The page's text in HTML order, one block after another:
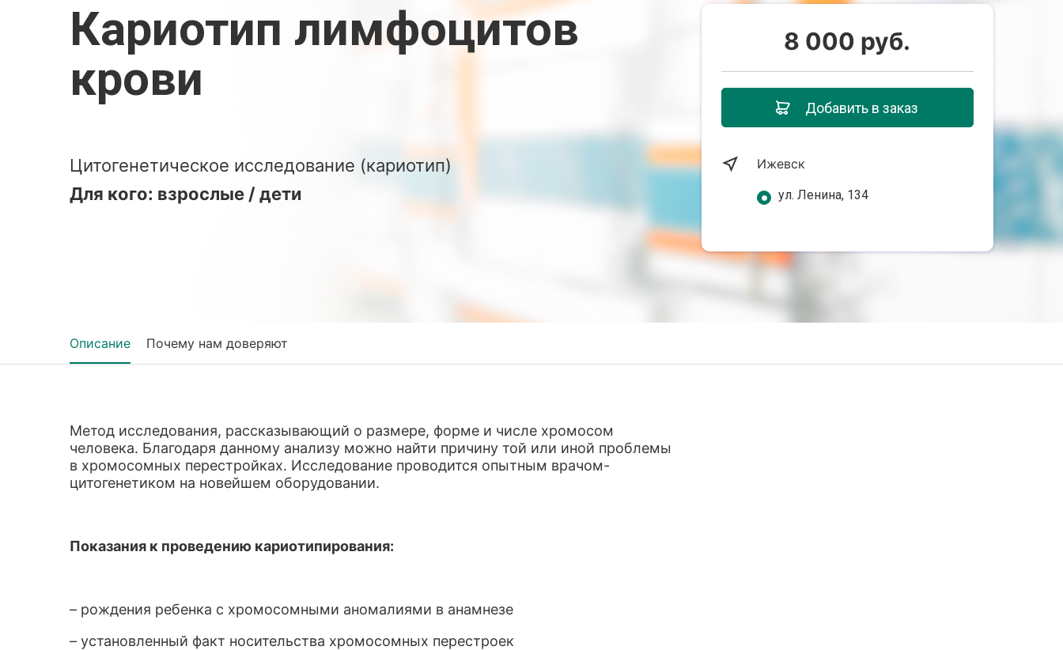
Кариотип лимфоцитов
крови
Цитогенетическое исследование (кариотип)
Для кого: взрослые / дети
8 000 руб.
Добавить в заказ
Ижевск
ул. Ленина, 134
Описание Почему нам доверяют
Метод исследования, рассказывающий о размере, форме и числе хромосом
человека. Благодаря данному анализу можно найти причину той или иной проблемы
в хромосомных перестройках. Исследование проводится опытным врачом-
цитогенетиком на новейшем оборудовании.
Показания к проведению кариотипирования:
– рождения ребенка с хромосомными аномалиями в анамнезе
– установленный факт носительства хромосомных перестроек